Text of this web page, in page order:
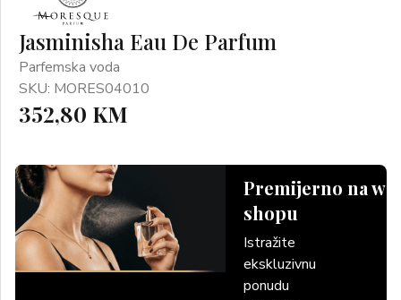
Jasminisha Eau De Parfum
Parfemska voda
SKU: MORES04010
352,80 KM
Premijerno na
shopu
Istražite
ekskluzivnu
ponudu